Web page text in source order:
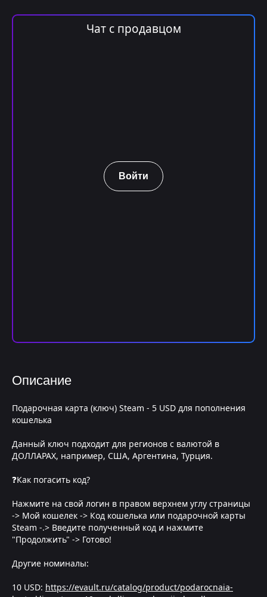
Чат с продавцом
Войти
Описание
Подарочная карта (ключ) Steam - 5 USD для пополнения
кошелька
Данный ключ подходит для регионов с валютой в
ДОЛЛАРАХ, например, США, Аргентина, Турция.
❓Как погасить код?
Нажмите на свой логин в правом верхнем углу страницы
-> Мой кошелек -> Код кошелька или подарочной карты
Steam -.> Введите полученный код и нажмите
"Продолжить" -> Готово!
Другие номиналы:
10 USD: https://evault.ru/catalog/product/podarocnaia-